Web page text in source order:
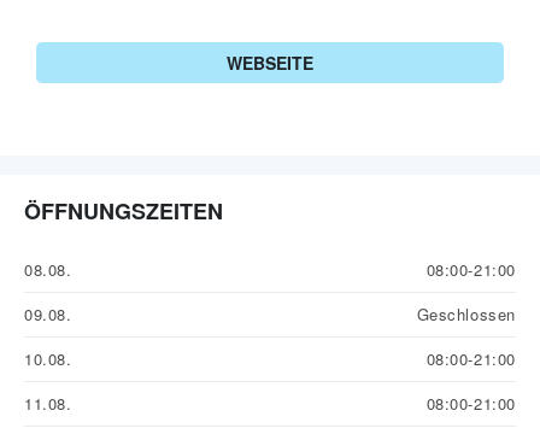
WEBSEITE
ÖFFNUNGSZEITEN
08.08.
08:00-21:00
09.08.
Geschlossen
10.08.
08:00-21:00
11.08.
08:00-21:00